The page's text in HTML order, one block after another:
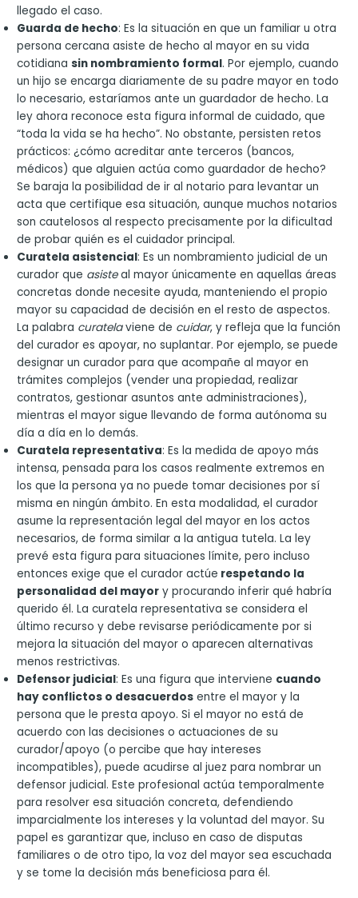
llegado el caso.
Guarda de hecho: Es la situación en que un familiar u otra
persona cercana asiste de hecho al mayor en su vida
cotidianasin nombramiento formal. Por ejemplo, cuando
un hijo se encarga diariamente de su padre mayor en todo
lo necesario, estaríamos ante un guardador de hecho. La
ley ahora reconoce esta figura informal de cuidado, que
“toda la vida se ha hecho”. No obstante, persisten retos
prácticos: ¿cómo acreditar ante terceros (bancos,
médicos) que alguien actúa como guardador de hecho?
Se baraja la posibilidad de ir al notario para levantar un
acta que certifique esa situación, aunque muchos notarios
son cautelosos al respecto precisamente por la dificultad
de probar quién es el cuidador principal.
Curatela asistencial: Es un nombramiento judicial de un
curador que asisteal mayor únicamente en aquellas áreas
concretas donde necesite ayuda, manteniendo el propio
mayor su capacidad de decisión en el resto de aspectos.
La palabra curatelaviene de cuidar, y refleja que la función
del curador es apoyar, no suplantar. Por ejemplo, se puede
designar un curador para que acompañe al mayor en
trámites complejos (vender una propiedad, realizar
contratos, gestionar asuntos ante administraciones),
mientras el mayor sigue llevando de forma autónoma su
día a día en lo demás.
Curatela representativa: Es la medida de apoyo más
intensa, pensada para los casos realmente extremos en
los que la persona ya no puede tomar decisiones por sí
misma en ningún ámbito. En esta modalidad, el curador
asume la representación legal del mayor en los actos
necesarios, de forma similar a la antigua tutela. La ley
prevé esta figura para situaciones límite, pero incluso
entonces exige que el curador actúe respetando la
personalidad del mayor y procurando inferir qué habría
querido él. La curatela representativa se considera el
último recurso y debe revisarse periódicamente por si
mejora la situación del mayor o aparecen alternativas
menos restrictivas.
Defensor judicial: Es una figura que interviene cuando
hay conflictos o desacuerdos entre el mayor y la
persona que le presta apoyo. Si el mayor no está de
acuerdo con las decisiones o actuaciones de su
curador/apoyo (o percibe que hay intereses
incompatibles), puede acudirse al juez para nombrar un
defensor judicial. Este profesional actúa temporalmente
para resolver esa situación concreta, defendiendo
imparcialmente los intereses y la voluntad del mayor. Su
papel es garantizar que, incluso en caso de disputas
familiares o de otro tipo, la voz del mayor sea escuchada
y se tome la decisión más beneficiosa para él.